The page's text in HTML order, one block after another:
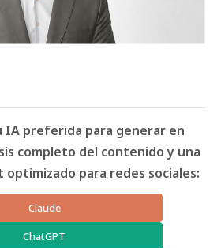
IA preferida para generar en
completo del contenido y una
para redes sociales:
Claude
ChatGPT